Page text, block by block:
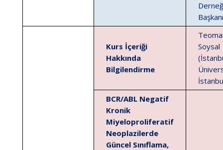
Kurs İçeriği
Hakkında
Bilgilendirme
Soysal
BCR/ABL Negatif
Kronik
Miyeloproliferatif
Neoplazilerde
Güncel Sınıflama,